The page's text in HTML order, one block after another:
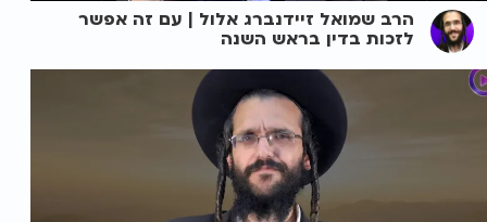
הרב שמואל זיידנברג אלול | עם זה אפשר
לזכות בדין בראש השנה